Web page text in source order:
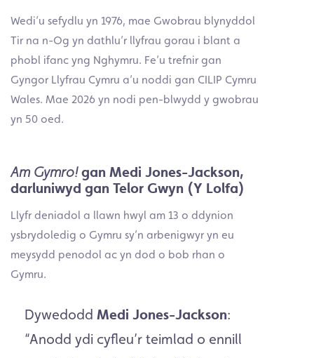
Wedi’u sefydlu yn 1976, mae Gwobrau blynyddol
Tir na n-Og yn dathlu’r llyfrau gorau i blant a
phobl ifanc yng Nghymru. Fe’u trefnir gan
Gyngor Llyfrau Cymru a’u noddi gan CILIP Cymru
Wales. Mae 2026 yn nodi pen-blwydd y gwobrau
yn 50 oed.
Am Gymro!gan Medi Jones-Jackson,
darluniwyd gan Telor Gwyn (Y Lolfa)
Llyfr deniadol a llawn hwyl am 13 o ddynion
ysbrydoledig o Gymru sy’n arbenigwyr yn eu
meysydd penodol ac yn dod o bob rhan o
Gymru.
Dywedodd Medi Jones-Jackson:
“Anodd ydi cyfleu’r teimlad o ennill